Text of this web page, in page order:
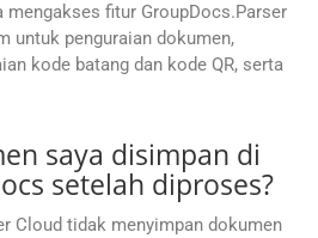
mengakses fitur GroupDocs.Parser
untuk penguraian dokumen,
kode batang dan kode QR, serta
saya disimpan di
setelah diproses?
Cloud tidak menyimpan dokumen